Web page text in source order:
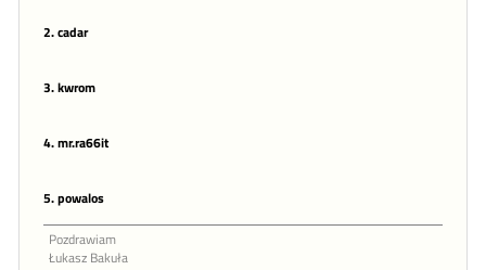
2. cadar
3. kwrom
4. mr.ra66it
5. powalos
Pozdrawiam
Łukasz Bakuła